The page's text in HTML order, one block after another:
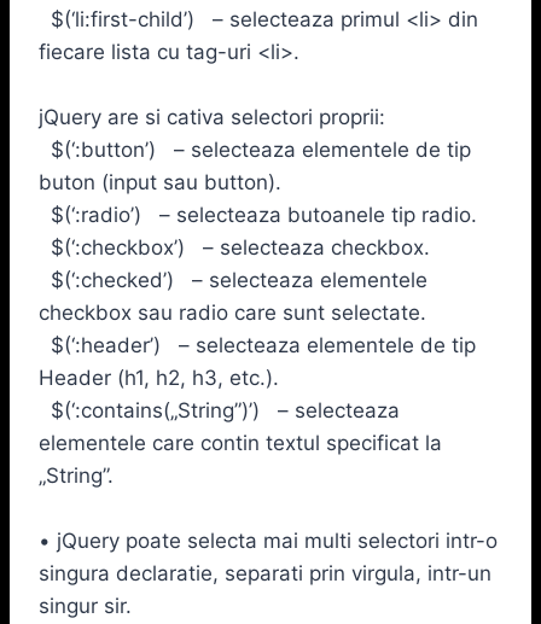
$(‘li:first-child’) – selecteaza primul <li> din
fiecare lista cu tag-uri <li>.
jQuery are si cativa selectori proprii:
$(‘:button’) – selecteaza elementele de tip
buton (input sau button).
$(‘:radio’) – selecteaza butoanele tip radio.
$(‘:checkbox’) – selecteaza checkbox.
$(‘:checked’) – selecteaza elementele
checkbox sau radio care sunt selectate.
$(‘:header’) – selecteaza elementele de tip
Header (h1, h2, h3, etc.).
$(‘:contains(„String”)’) – selecteaza
elementele care contin textul specificat la
„String”.
• jQuery poate selecta mai multi selectori intr-o
singura declaratie, separati prin virgula, intr-un
singur sir.